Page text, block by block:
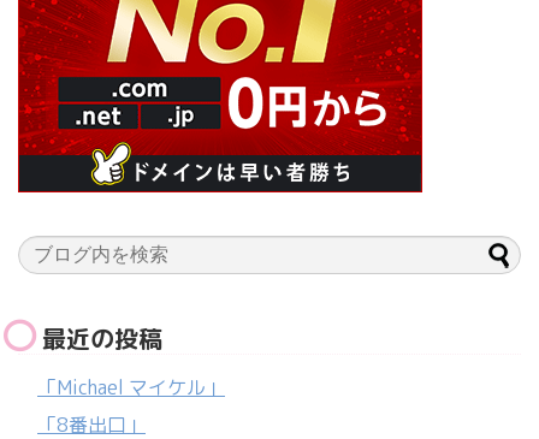
最近の投稿
「Michael マイケル」
「8番出口」